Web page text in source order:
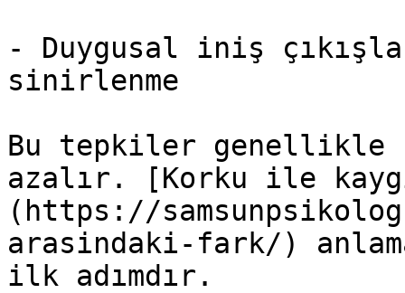
- Duygusal iniş
sinirlenme
Bu tepkiler genellikle
azalır. [Korku ile
(https://
arasindaki-fark/)
ilk adımdır.